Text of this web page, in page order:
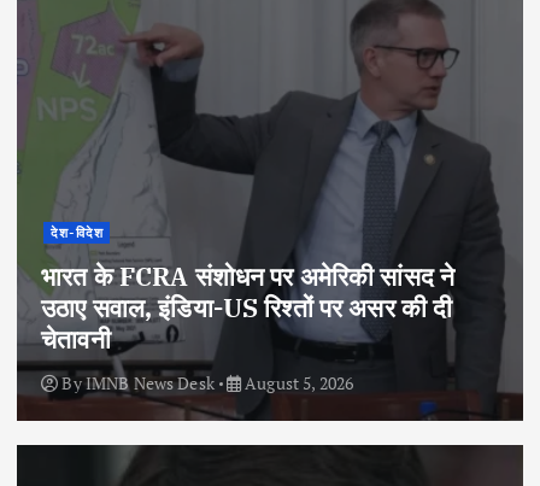
देश-विदेश
भारत के FCRA संशोधन पर अमेरिकी सांसद ने
उठाए सवाल, इंडिया-US रिश्तों पर असर की दी
चेतावनी
ByIMNB News Desk August 5, 2026